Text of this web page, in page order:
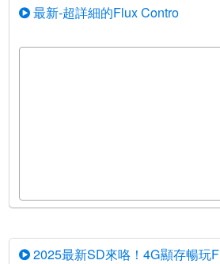
最新-超詳細的Flux Contro
2025最新SD來咯！4G顯存暢玩F